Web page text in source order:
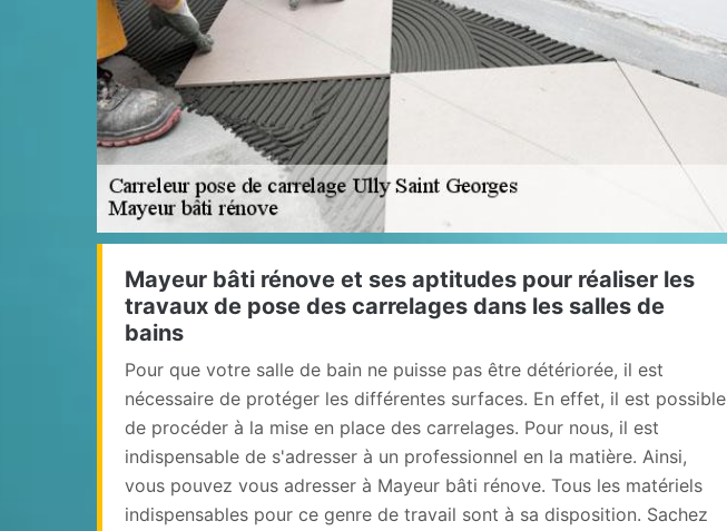
Mayeur bâti rénove et ses aptitudes pour réaliser les
travaux de pose des carrelages dans les salles de
bains
Pour que votre salle de bain ne puisse pas être détériorée, il est
nécessaire de protéger les différentes surfaces. En effet, il est possible
de procéder à la mise en place des carrelages. Pour nous, il est
indispensable de s'adresser à un professionnel en la matière. Ainsi,
vous pouvez vous adresser à Mayeur bâti rénove. Tous les matériels
indispensables pour ce genre de travail sont à sa disposition. Sachez